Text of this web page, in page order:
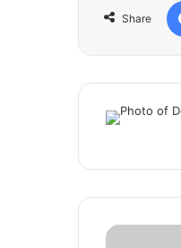
Share